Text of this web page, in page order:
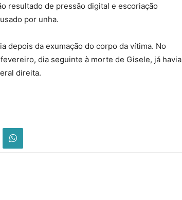
resultado de pressão digital e escoriação
por unha.
depois da exumação do corpo da vítima. No
dia seguinte à morte de Gisele, já havia
direita.